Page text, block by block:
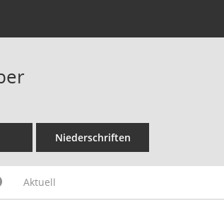
Niederschriften
Aktuell